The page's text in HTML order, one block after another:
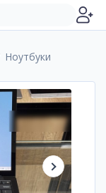
Ноутбуки